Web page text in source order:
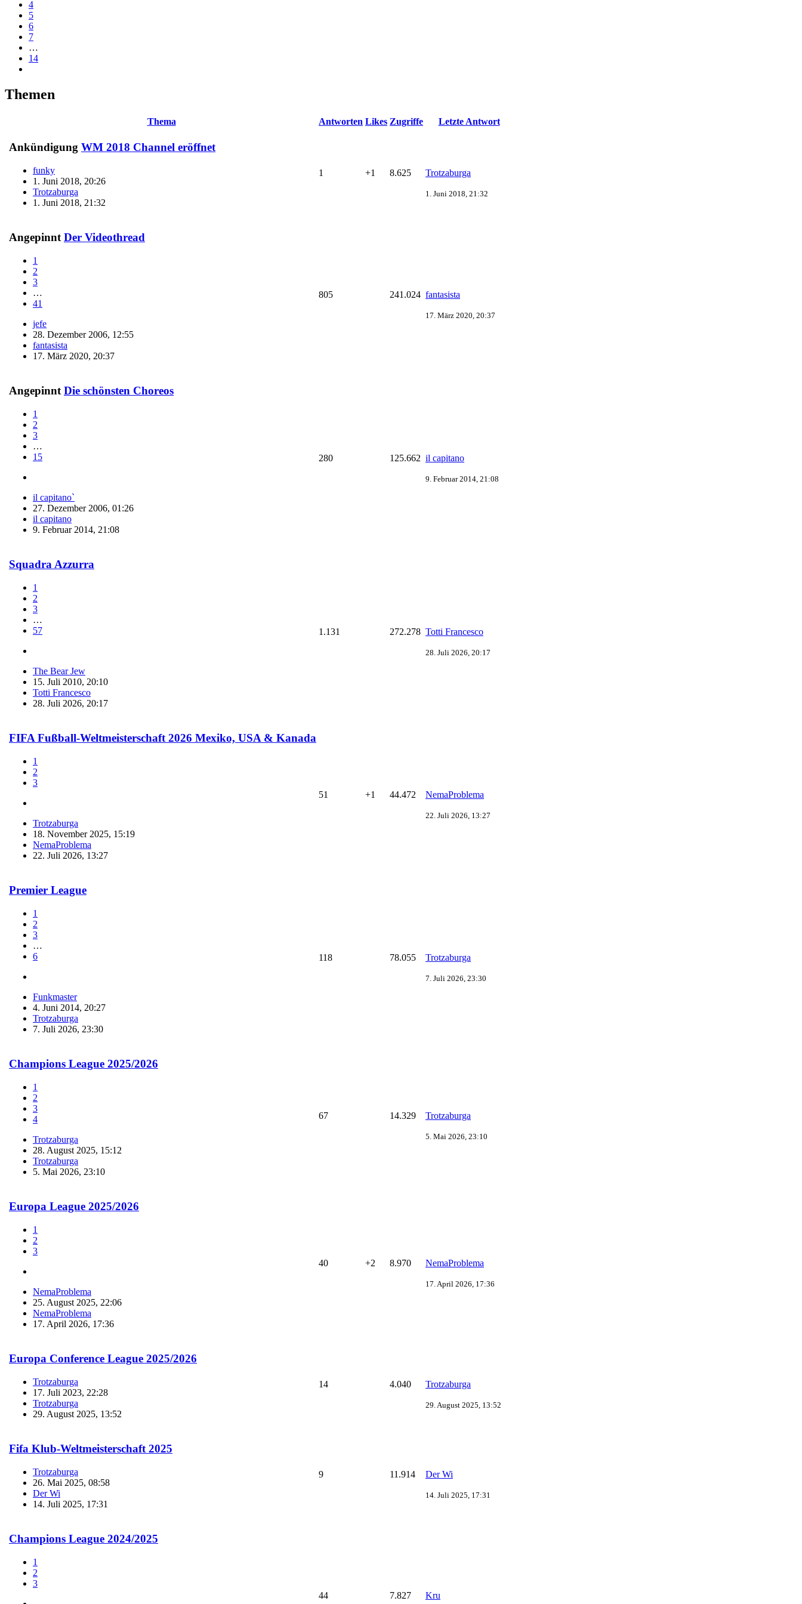
4
5
6
7
…
14
Themen
Thema Antworten Likes Zugriffe Letzte Antwort
Ankündigung WM 2018 Channel eröffnet
funky
1. Juni 2018, 20:26
Trotzaburga
1. Juni 2018, 21:32
1 +1 8.625 Trotzaburga
1. Juni 2018, 21:32
Angepinnt Der Videothread
1
2
3
…
41
jefe
28. Dezember 2006, 12:55
fantasista
17. März 2020, 20:37
805 241.024 fantasista
17. März 2020, 20:37
Angepinnt Die schönsten Choreos
1
2
3
…
15
il capitano`
27. Dezember 2006, 01:26
il capitano
9. Februar 2014, 21:08
280 125.662 il capitano
9. Februar 2014, 21:08
Squadra Azzurra
1
2
3
…
57
The Bear Jew
15. Juli 2010, 20:10
Totti Francesco
28. Juli 2026, 20:17
1.131 272.278 Totti Francesco
28. Juli 2026, 20:17
FIFA Fußball-Weltmeisterschaft 2026 Mexiko, USA & Kanada
1
2
3
Trotzaburga
18. November 2025, 15:19
NemaProblema
22. Juli 2026, 13:27
51 +1 44.472 NemaProblema
22. Juli 2026, 13:27
Premier League
1
2
3
…
6
Funkmaster
4. Juni 2014, 20:27
Trotzaburga
7. Juli 2026, 23:30
118 78.055 Trotzaburga
7. Juli 2026, 23:30
Champions League 2025/2026
1
2
3
4
Trotzaburga
28. August 2025, 15:12
Trotzaburga
5. Mai 2026, 23:10
67 14.329 Trotzaburga
5. Mai 2026, 23:10
Europa League 2025/2026
1
2
3
NemaProblema
25. August 2025, 22:06
NemaProblema
17. April 2026, 17:36
40 +2 8.970 NemaProblema
17. April 2026, 17:36
Europa Conference League 2025/2026
Trotzaburga
17. Juli 2023, 22:28
Trotzaburga
29. August 2025, 13:52
14 4.040 Trotzaburga
29. August 2025, 13:52
Fifa Klub-Weltmeisterschaft 2025
Trotzaburga
26. Mai 2025, 08:58
Der Wi
14. Juli 2025, 17:31
9 11.914 Der Wi
14. Juli 2025, 17:31
Champions League 2024/2025
1
2
3
44
7.827 Kru